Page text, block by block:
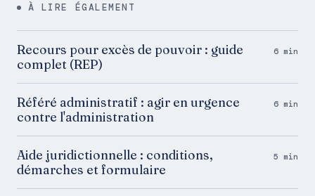
À LIRE ÉGALEMENT
Recours pour excès de pouvoir : guide
complet (REP)
6 min
Référé administratif : agir en urgence
contre l'administration
6 min
Aide juridictionnelle : conditions,
démarches et formulaire
5 min